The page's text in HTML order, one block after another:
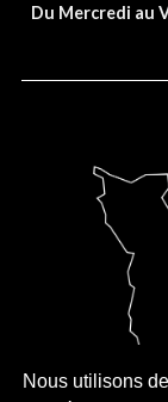
Nous utilisons
Du Mercredi au